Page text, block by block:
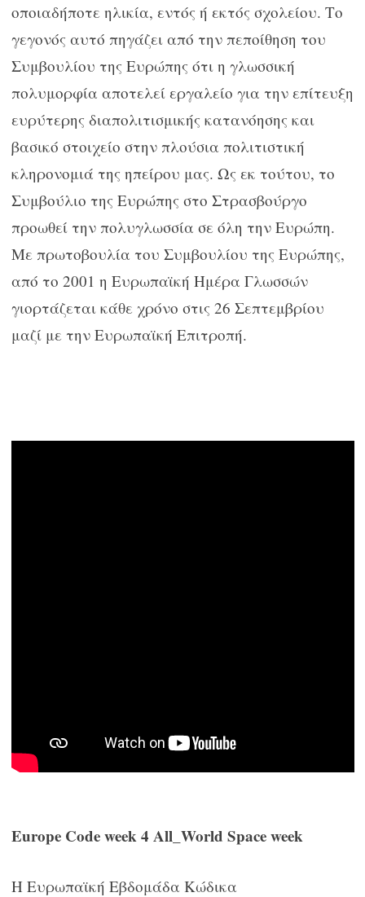
οποιαδήποτε ηλικία, εντός ή εκτός σχολείου. Το
γεγονός αυτό πηγάζει από την πεποίθηση του
Συμβουλίου της Ευρώπης ότι η γλωσσική
πολυμορφία αποτελεί εργαλείο για την επίτευξη
ευρύτερης διαπολιτισμικής κατανόησης και
βασικό στοιχείο στην πλούσια πολιτιστική
κληρονομιά της ηπείρου μας. Ως εκ τούτου, το
Συμβούλιο της Ευρώπης στο Στρασβούργο
προωθεί την πολυγλωσσία σε όλη την Ευρώπη.
Με πρωτοβουλία του Συμβουλίου της Ευρώπης,
από το 2001 η Ευρωπαϊκή Ημέρα Γλωσσών
γιορτάζεται κάθε χρόνο στις 26 Σεπτεμβρίου
μαζί με την Ευρωπαϊκή Επιτροπή.
Europe Code week 4 All_ World Space week
Η Ευρωπαϊκή Εβδομάδα Κώδικα